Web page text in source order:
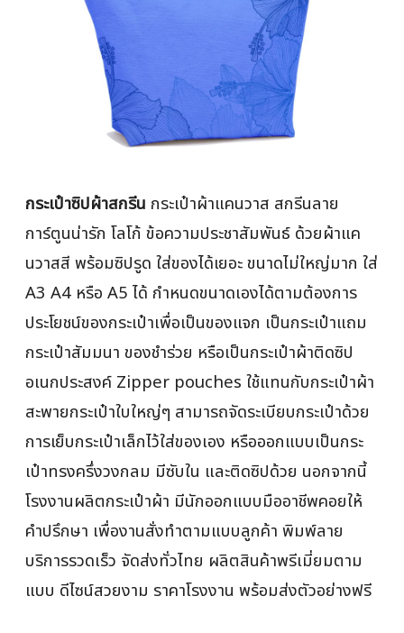
กระเป๋าซิปผ้าสกรีน กระเป๋าผ้าแคนวาส สกรีนลาย
การ์ตูนน่ารัก โลโก้ ข้อความประชาสัมพันธ์ ด้วยผ้าแค
นวาสสี พร้อมซิปรูด ใส่ของได้เยอะ ขนาดไม่ใหญ่มาก ใส่
A3 A4 หรือ A5 ได้ กำหนดขนาดเองได้ตามต้องการ
ประโยชน์ของกระเป๋าเพื่อเป็นของแจก เป็นกระเป๋าแถม
กระเป๋าสัมมนา ของชำร่วย หรือเป็นกระเป๋าผ้าติดซิป
อเนกประสงค์ Zipper pouches ใช้แทนกับกระเป๋าผ้า
สะพายกระเป๋าใบใหญ่ๆ สามารถจัดระเบียบกระเป๋าด้วย
การเย็บกระเป๋าเล็กไว้ใส่ของเอง หรือออกแบบเป็นกระ
เป๋าทรงครึ่งวงกลม มีซับใน และติดซิปด้วย นอกจากนี้
โรงงานผลิตกระเป๋าผ้า มีนักออกแบบมืออาชีพคอยให้
คำปรึกษา เพื่องานสั่งทำตามแบบลูกค้า พิมพ์ลาย
บริการรวดเร็ว จัดส่งทั่วไทย ผลิตสินค้าพรีเมี่ยมตาม
แบบ ดีไซน์สวยงาม ราคาโรงงาน พร้อมส่งตัวอย่างฟรี